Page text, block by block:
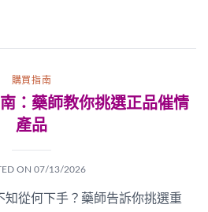
購買指南
：藥師教你挑選正品催情
產品
ON 07/13/2026
知從何下手？藥師告訴你挑選重